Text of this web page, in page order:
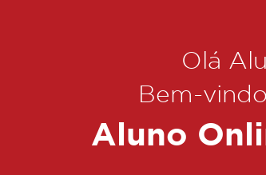
Olá
Bem-
Aluno